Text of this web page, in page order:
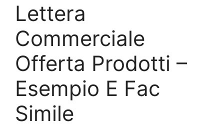
Lettera
Commerciale
Offerta Prodotti –
Esempio E Fac
Simile